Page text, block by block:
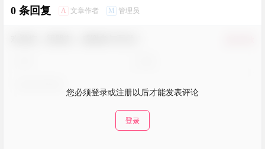
0 条回复 A 文章作者 M 管理员
您必须登录或注册以后才能发表评论
登录